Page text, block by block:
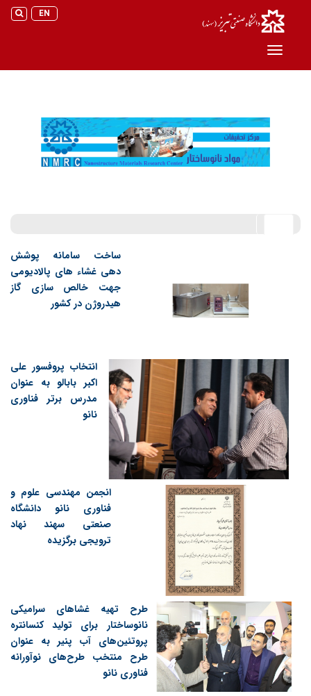
EN
Toggle navigation
ساخت سامانه پوشش
دهی غشاء های پالادیومی
جهت خالص سازی گاز
هیدروژن در کشور
انتخاب پروفسور علی
اکبر بابالو به عنوان
مدرس برتر فناوری
نانو
انجمن مهندسی علوم و
فناوری نانو دانشگاه
صنعتی سهند نهاد
ترویجی برگزیده
طرح تهیه غشاهای سرامیکی
نانوساختار برای تولید کنسانتره
پروتئین‌های آب پنیر به عنوان
طرح منتخب طرح‌های نوآورانه
فناوری نانو